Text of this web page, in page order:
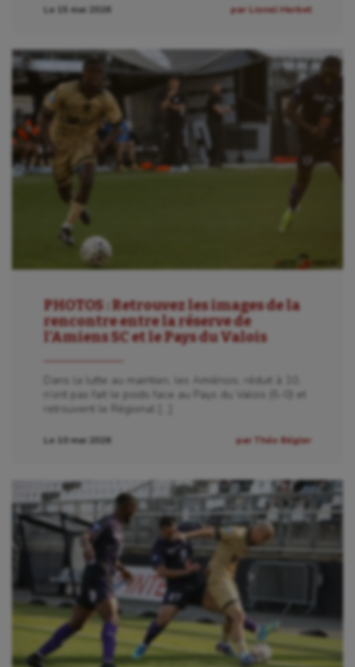
Le 15 mai 2026 par Lionel Herbet
PHOTOS : Retrouvez les images de la
rencontre entre la réserve de
l’Amiens SC et le Pays du Valois
Dans la lutte au maintien, les Amiénois, réduit à 10,
n’ont pas fait le poids face au Pays du Valois (5-0) et
retrouvent le Régional […]
Le 10 mai 2026 par Théo Bégler